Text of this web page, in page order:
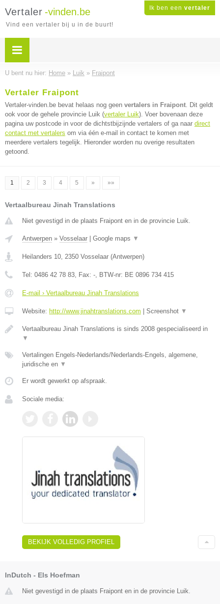
Ik ben een vertaler
Vertaler -vinden.be
Vind een vertaler bij u in de buurt!
U bent nu hier: Home » Luik » Fraipont
Vertaler Fraipont
Vertaler-vinden.be bevat helaas nog geen vertalers in Fraipont. Dit geldt
ook voor de gehele provincie Luik (vertaler Luik). Voer bovenaan deze
pagina uw postcode in voor de dichtstbijzijnde vertalers of ga naar direct
contact met vertalers om via één e-mail in contact te komen met
meerdere vertalers tegelijk. Hieronder worden nu overige resultaten
getoond.
1 2 3 4 5 » »»
Vertaalbureau Jinah Translations
Niet gevestigd in de plaats Fraipont en in de provincie Luik.
Antwerpen » Vosselaar Google maps ▼
Heilanders 10, 2350 Vosselaar (Antwerpen)
Tel: 0486 42 78 83, Fax: -, BTW-nr: BE 0896 734 415
E-mail › Vertaalbureau Jinah Translations
Website: http://www.jinahtranslations.com Screenshot ▼
Vertaalbureau Jinah Translations is sinds 2008 gespecialiseerd in
▼
Vertalingen Engels-Nederlands/Nederlands-Engels, algemene,
juridische en ▼
Er wordt gewerkt op afspraak.
Sociale media:
BEKIJK VOLLEDIG PROFIEL
InDutch - Els Hoefman
Niet gevestigd in de plaats Fraipont en in de provincie Luik.